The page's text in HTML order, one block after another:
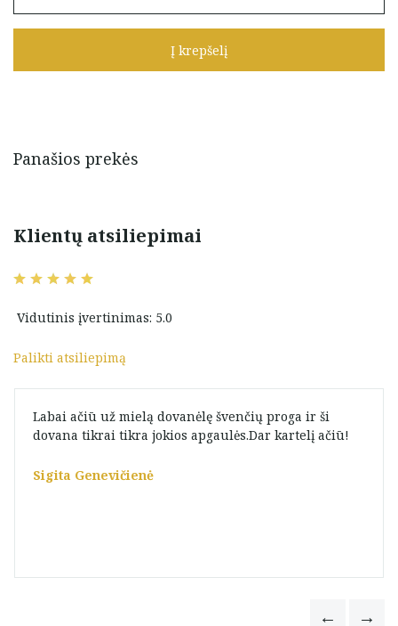
Auksinė
"Dobilas"
19,5
cm
Į krepšelį
Panašios prekės
Klientų atsiliepimai
Vidutinis įvertinimas: 5.0
Palikti atsiliepimą
Labai ačiū už mielą dovanėlę švenčių proga ir ši
dovana tikrai tikra jokios apgaulės.Dar kartelį ačiū!
Sigita Genevičienė